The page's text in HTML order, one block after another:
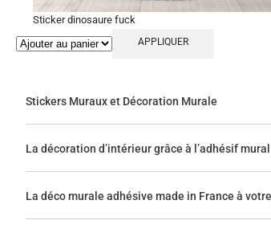
Sticker dinosaure fuck
APPLIQUER
Stickers Muraux et Décoration Murale
La décoration d’intérieur grâce à l’adhésif mural
La déco murale adhésive made in France à